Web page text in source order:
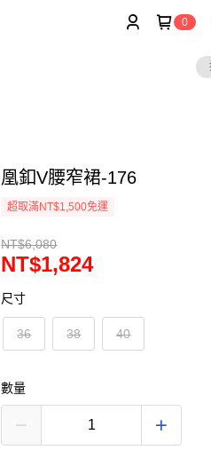
0
凰釦V腰窄裙-176
超取滿NT$1,500免運
NT$6,080
NT$1,824
尺寸
36 38 40
數量